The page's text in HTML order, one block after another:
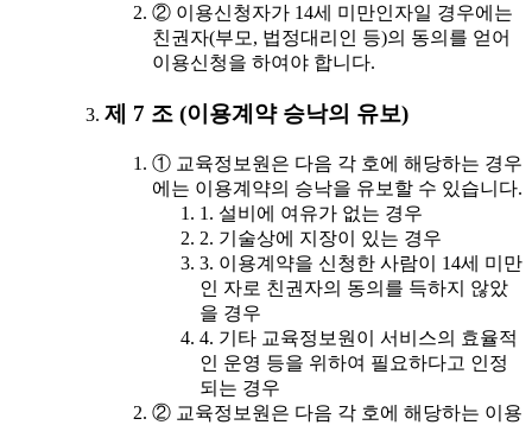
② 이용신청자가 14세 미만인자일 경우에는
친권자(부모, 법정대리인 등)의 동의를 얻어
이용신청을 하여야 합니다.
제 7 조 (이용계약 승낙의 유보)
① 교육정보원은 다음 각 호에 해당하는 경우
에는 이용계약의 승낙을 유보할 수 있습니다.
1. 설비에 여유가 없는 경우
2. 기술상에 지장이 있는 경우
3. 이용계약을 신청한 사람이 14세 미만
인 자로 친권자의 동의를 득하지 않았
을 경우
4. 기타 교육정보원이 서비스의 효율적
인 운영 등을 위하여 필요하다고 인정
되는 경우
② 교육정보원은 다음 각 호에 해당하는 이용